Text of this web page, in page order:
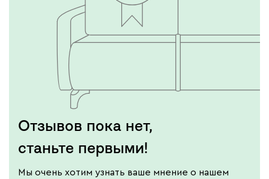
Отзывов пока нет,
станьте первыми!
Мы очень хотим узнать ваше мнение о нашем